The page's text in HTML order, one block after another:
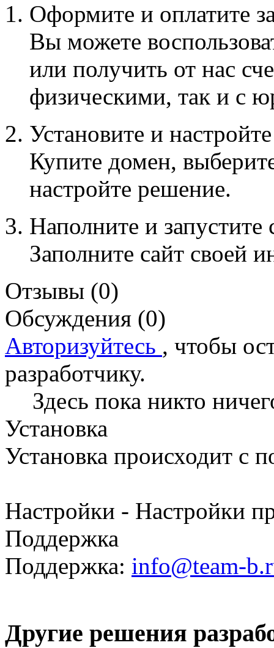
Оформите и оплатите
Вы можете
или получить от нас
физическими, так и с
Установите и
Купите домен,
настройте решение.
Наполните и запустите
Заполните сайт своей
Отзывы (0)
Обсуждения (0)
Авторизуйтесь , чтобы
разработчику.
Здесь пока никто
Установка
Установка происходит с
Настройки - Настройки
Поддержка
Поддержка: info@team-
Другие решения